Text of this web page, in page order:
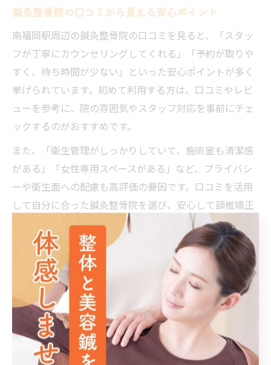
鍼灸整骨院の口コミから見える安心ポイント
南福岡駅周辺の鍼灸整骨院の口コミを見ると、「スタッ
フが丁寧にカウンセリングしてくれる」「予約が取りや
すく、待ち時間が少ない」といった安心ポイントが多く
挙げられています。初めて利用する方は、口コミやレビ
ューを参考に、院の雰囲気やスタッフ対応を事前にチェ
ックするのがおすすめです。
また、「衛生管理がしっかりしていて、施術室も清潔感
がある」「女性専用スペースがある」など、プライバシ
ーや衛生面への配慮も高評価の要因です。口コミを活用
して自分に合った鍼灸整骨院を選び、安心して頸椎矯正
を受けるための参考にしましょう。
予約前に知るべき鍼灸整骨院での
頸椎矯正ポイント
鍼灸整骨院予約前に確認したい頸椎矯正の流れ
頸椎矯正を南福岡駅周辺の鍼灸整骨院で受ける際は、ま